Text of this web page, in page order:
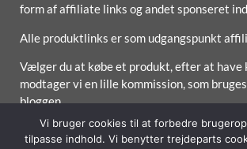
form af affiliate links og andet sponseret
Alle produktlinks er som udgangspunkt
Vælger du at købe et produkt, efter at have
modtager vi en lille kommission, som
bloggen.
Vi bruger cookies til at forbedre
tilpasse indhold. Vi benytter trejdeparts